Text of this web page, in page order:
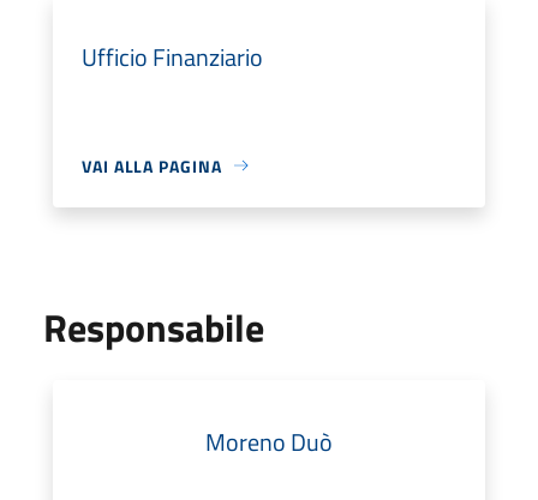
Ufficio Finanziario
VAI ALLA PAGINA
Responsabile
Moreno Duò